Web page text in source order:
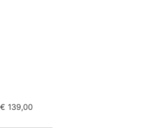
€ 139,00